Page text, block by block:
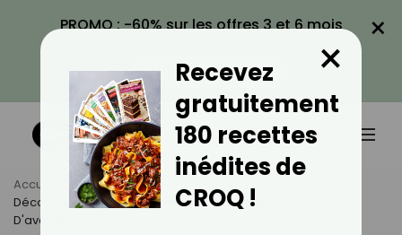
PROMO : -60% sur les offres 3 et 6 mois
VOIR LA PROMO
×
Accueil
Découvrez Nos 15 Meilleures Recettes À Base De Flocons
D'avoine
Recevez
gratuitement
180 recettes
inédites de
CROQ !
×